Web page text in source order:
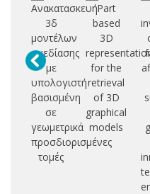
Ανακατασκευή
3δ
μοντέλων
σχεδίασης
με
υπολογιστή
βασισμένη
σε
γεωμετρικά
προσδιορισμένες
τομές
Part
based
3D
for the
retrieval
of 3D
graphical
models